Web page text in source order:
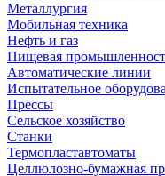
Металлургия
Мобильная техника
Нефть и газ
Пищевая
Автоматические линии
Испытательное
Прессы
Сельское хозяйство
Станки
Термопластавтоматы
Целлюлозно-бумажная